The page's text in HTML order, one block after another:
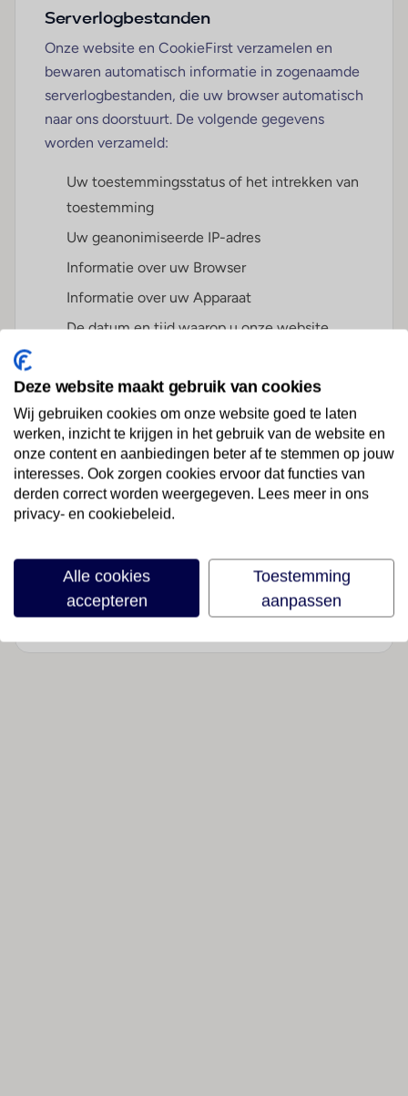
Serverlogbestanden
Onze website en CookieFirst verzamelen en
bewaren automatisch informatie in zogenaamde
serverlogbestanden, die uw browser automatisch
naar ons doorstuurt. De volgende gegevens
worden verzameld:
Uw toestemmingsstatus of het intrekken van
toestemming
Uw geanonimiseerde IP-adres
Informatie over uw Browser
Informatie over uw Apparaat
De datum en tijd waarop u onze website
De webpagina url waar u uw
toestemmingsvoorkeuren hebt opgeslagen of
bijgewerkt
De locatie bij benadering van de gebruiker die
zijn toestemmingsvoorkeur heeft opgeslagen
Een universeel uniek identificatienummer
cookiebanner heeft geklikt
Deze website maakt gebruik van cookies
Wij gebruiken cookies om onze website goed te laten
werken, inzicht te krijgen in het gebruik van de website en
onze content en aanbiedingen beter af te stemmen op jouw
interesses. Ook zorgen cookies ervoor dat functies van
derden correct worden weergegeven. Lees meer in ons
privacy- en cookiebeleid.
Alle cookies
accepteren
Toestemming
aanpassen